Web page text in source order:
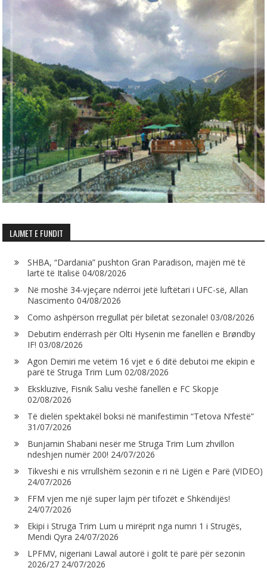
LAJMET E FUNDIT
SHBA, “Dardania” pushton Gran Paradison, majën më të
lartë të Italisë 04/08/2026
Në moshë 34-vjeçare ndërroi jetë luftëtari i UFC-së, Allan
Nascimento 04/08/2026
Como ashpërson rregullat për biletat sezonale! 03/08/2026
Debutim ëndërrash për Olti Hysenin me fanellën e Brøndby
IF! 03/08/2026
Agon Demiri me vetëm 16 vjet e 6 ditë debutoi me ekipin e
parë të Struga Trim Lum 02/08/2026
Ekskluzive, Fisnik Saliu veshë fanellën e FC Skopje
02/08/2026
Të dielën spektakël boksi në manifestimin “Tetova N’festë”
31/07/2026
Bunjamin Shabani nesër me Struga Trim Lum zhvillon
ndeshjen numër 200! 24/07/2026
Tikveshi e nis vrrullshëm sezonin e ri në Ligën e Parë (VIDEO)
24/07/2026
FFM vjen me një super lajm për tifozët e Shkëndijës!
24/07/2026
Ekipi i Struga Trim Lum u mirëprit nga numri 1 i Strugës,
Mendi Qyra 24/07/2026
LPFMV, nigeriani Lawal autorë i golit të parë për sezonin
2026/27 24/07/2026